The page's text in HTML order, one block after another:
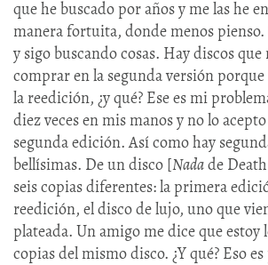
que he buscado por años y me las he
manera fortuita, donde menos pienso.
y sigo buscando cosas. Hay discos que
comprar en la segunda versión
la reedición, ¿y qué? Ese es mi
diez veces en mis manos y no lo
segunda edición. Así como hay
bellísimas. De un disco [Nadade
seis copias diferentes: la primera
reedición, el disco de lujo, uno que
plateada. Un amigo me dice que estoy
copias del mismo disco. ¿Y qué? Eso